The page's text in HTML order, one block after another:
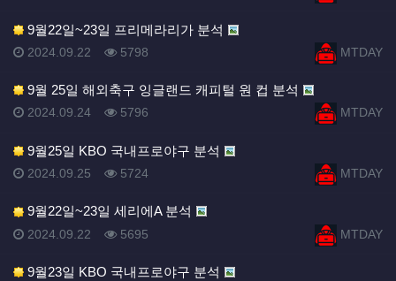
9월22일~23일 프리메라리가 분석
등록자MTDAY
등록일
2024.09.22 조회
5798
9월 25일 해외축구 잉글랜드 캐피털 원 컵 분석
등록자MTDAY
등록일
2024.09.24 조회
5796
9월25일 KBO 국내프로야구 분석
등록자MTDAY
등록일
2024.09.25 조회
5724
9월22일~23일 세리에A 분석
등록자MTDAY
등록일
2024.09.22 조회
5695
9월23일 KBO 국내프로야구 분석